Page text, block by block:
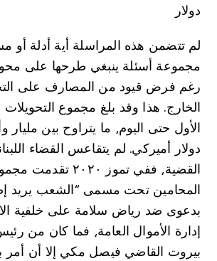
دولار
لم تتضمن هذه المراسلة أية أدلة أو
مجموعة أسئلة ينبغي طرحها على
رغم فرض قيود من المصارف على
الخارج. هذا وقد بلغ مجموع
الأول حتى اليوم⸲ ما يتراوح بين مليار
دولار أميركي. لم يتقاعس القضاء
القضية⸲ ففي تموز ۲۰۲۰
المحامين تحت مسمى “الشعب يريد
بدعوى ضد رياض سلامة على خلفية
إدارة الأموال العامة⸲ فما كان من
بيروت القاضي فيصل مكي إلا أن